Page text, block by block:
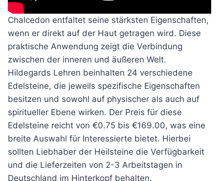
Chalcedon entfaltet seine stärksten Eigenschaften,
wenn er direkt auf der Haut getragen wird. Diese
praktische Anwendung zeigt die Verbindung
zwischen der inneren und äußeren Welt.
Hildegards Lehren beinhalten 24 verschiedene
Edelsteine, die jeweils spezifische Eigenschaften
besitzen und sowohl auf physischer als auch auf
spiritueller Ebene wirken. Der Preis für diese
Edelsteine reicht von €0.75 bis €169.00, was eine
breite Auswahl für Interessierte bietet. Hierbei
sollten Liebhaber der Heilsteine die Verfügbarkeit
und die Lieferzeiten von 2-3 Arbeitstagen in
Deutschland im Hinterkopf behalten.